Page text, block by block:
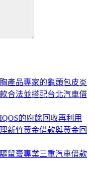
產品專家的龜頭包皮炎
合法並搭配台北汽車借
的廚餘回收再利用
新竹黃金借款與黃金回
鼠膏專業三重汽車借款